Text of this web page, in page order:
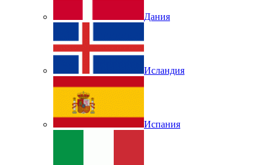
Дания
Исландия
Испания